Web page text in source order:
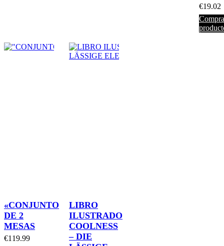
€19.02
«CONJUNTO
DE 2
MESAS
€119.99
LIBRO
ILUSTRADO
COOLNESS
– DIE